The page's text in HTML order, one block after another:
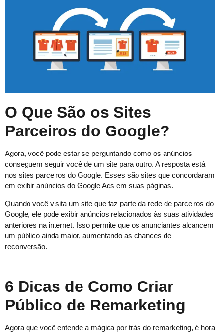
O Que São os Sites
Parceiros do Google?
Agora, você pode estar se perguntando como os anúncios
conseguem seguir você de um site para outro. A resposta está
nos sites parceiros do Google. Esses são sites que concordaram
em exibir anúncios do Google Ads em suas páginas.
Quando você visita um site que faz parte da rede de parceiros do
Google, ele pode exibir anúncios relacionados às suas atividades
anteriores na internet. Isso permite que os anunciantes alcancem
um público ainda maior, aumentando as chances de
reconversão.
6 Dicas de Como Criar
Público de Remarketing
Agora que você entende a mágica por trás do remarketing, é hora